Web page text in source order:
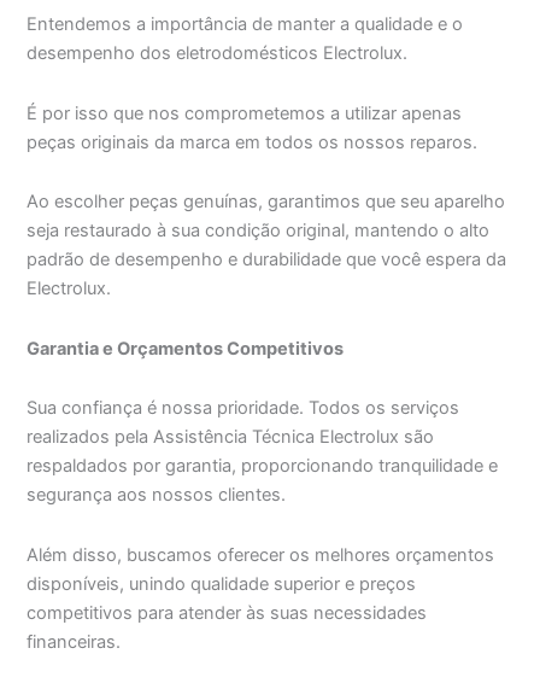
Entendemos a importância de manter a qualidade e o
desempenho dos eletrodomésticos Electrolux.
É por isso que nos comprometemos a utilizar apenas
peças originais da marca em todos os nossos reparos.
Ao escolher peças genuínas, garantimos que seu aparelho
seja restaurado à sua condição original, mantendo o alto
padrão de desempenho e durabilidade que você espera da
Electrolux.
Garantia e Orçamentos Competitivos
Sua confiança é nossa prioridade. Todos os serviços
realizados pela Assistência Técnica Electrolux são
respaldados por garantia, proporcionando tranquilidade e
segurança aos nossos clientes.
Além disso, buscamos oferecer os melhores orçamentos
disponíveis, unindo qualidade superior e preços
competitivos para atender às suas necessidades
financeiras.